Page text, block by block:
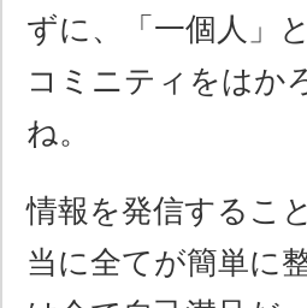
ずに、「一個人」
コミニティをはか
ね。
情報を発信するこ
当に全てが簡単に